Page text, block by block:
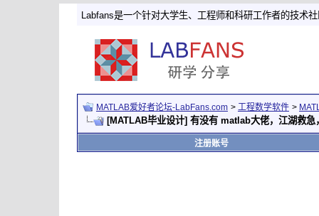
Labfans是一个针对大学生、工程师和科研工作者的技术社
MATLAB爱好者论坛-LabFans.com > 工程数学软件 >
[MATLAB毕业设计] 有没有 matlab大佬，江湖救急，
注册账号